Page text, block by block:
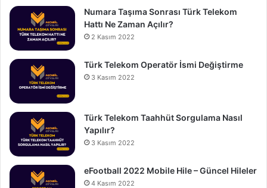
Numara Taşıma Sonrası Türk Telekom
Hattı Ne Zaman Açılır?
2 Kasım 2022
Türk Telekom Operatör İsmi Değiştirme
3 Kasım 2022
Türk Telekom Taahhüt Sorgulama Nasıl
Yapılır?
3 Kasım 2022
eFootball 2022 Mobile Hile – Güncel Hileler
4 Kasım 2022